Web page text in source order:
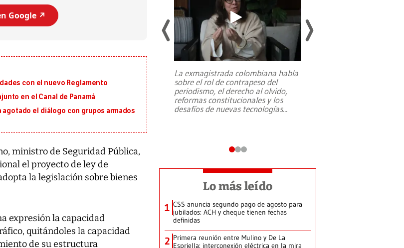
Google ↗️
con el nuevo Reglamento
en el Canal de Panamá
agotado el diálogo con grupos armados
ministro de Seguridad Pública,
el proyecto de ley de
la legislación sobre bienes
expresión la capacidad
quitándoles la capacidad
de su estructura
7,1 se registró este martes 28 de
emergencia de gran...
La exmagistrada colombiana habla
sobre el rol de contrapeso del
periodismo, el derecho al olvido,
reformas constitucionales y los
desafíos de nuevas tecnologías...
Lo más leído
1 CSS anuncia segundo pago de agosto para
jubilados: ACH y cheque tienen fechas
definidas
2 Primera reunión entre Mulino y De La
Espriella: interconexión eléctrica en la mira